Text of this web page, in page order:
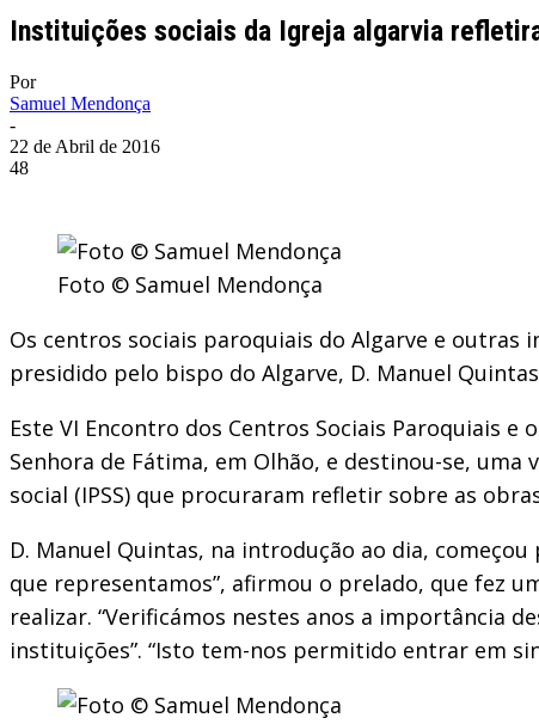
Instituições sociais da Igreja algarvia
Por
Samuel Mendonça
-
22 de Abril de 2016
48
Foto © Samuel Mendonça
Os centros sociais paroquiais do Algarve e
presidido pelo bispo do Algarve, D. Manuel
Este VI Encontro dos Centros Sociais Paroquiais
Senhora de Fátima, em Olhão, e destinou-se,
social (IPSS) que procuraram refletir sobre as
D. Manuel Quintas, na introdução ao dia,
que representamos”, afirmou o prelado, que fez
realizar. “Verificámos nestes anos a importância
instituições”. “Isto tem-nos permitido entrar em